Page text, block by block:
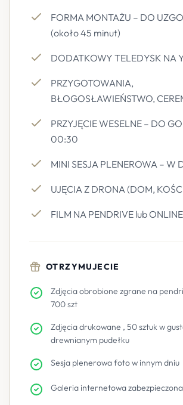
FORMA MONTAŻU – DO
(około 45 minut)
DODATKOWY TELEDYSK NA
PRZYGOTOWANIA,
BŁOGOSŁAWIEŃSTWO,
PRZYJĘCIE WESELNE – DO
00:30
MINI SESJA PLENEROWA – W
UJĘCIA Z DRONA (DOM,
FILM NA PENDRIVE lub ONLINE
OTRZYMUJECIE
Zdjęcia obrobione zgrane na
700 szt
Zdjęcia drukowane , 50 sztuk w
drewnianym pudełku
Sesja plenerowa foto w innym dniu
Galeria internetowa